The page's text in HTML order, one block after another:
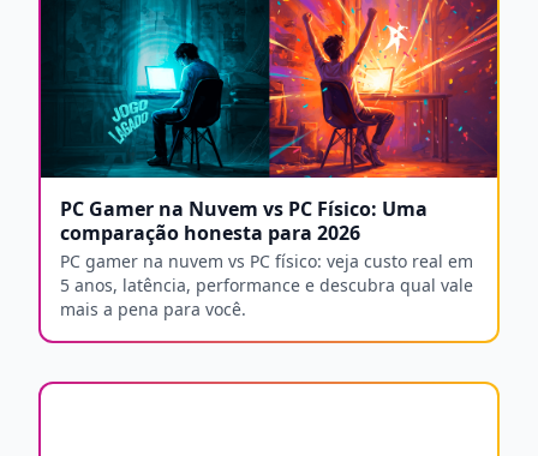
PC Gamer na Nuvem vs PC Físico: Uma
comparação honesta para 2026
PC gamer na nuvem vs PC físico: veja custo real em
5 anos, latência, performance e descubra qual vale
mais a pena para você.